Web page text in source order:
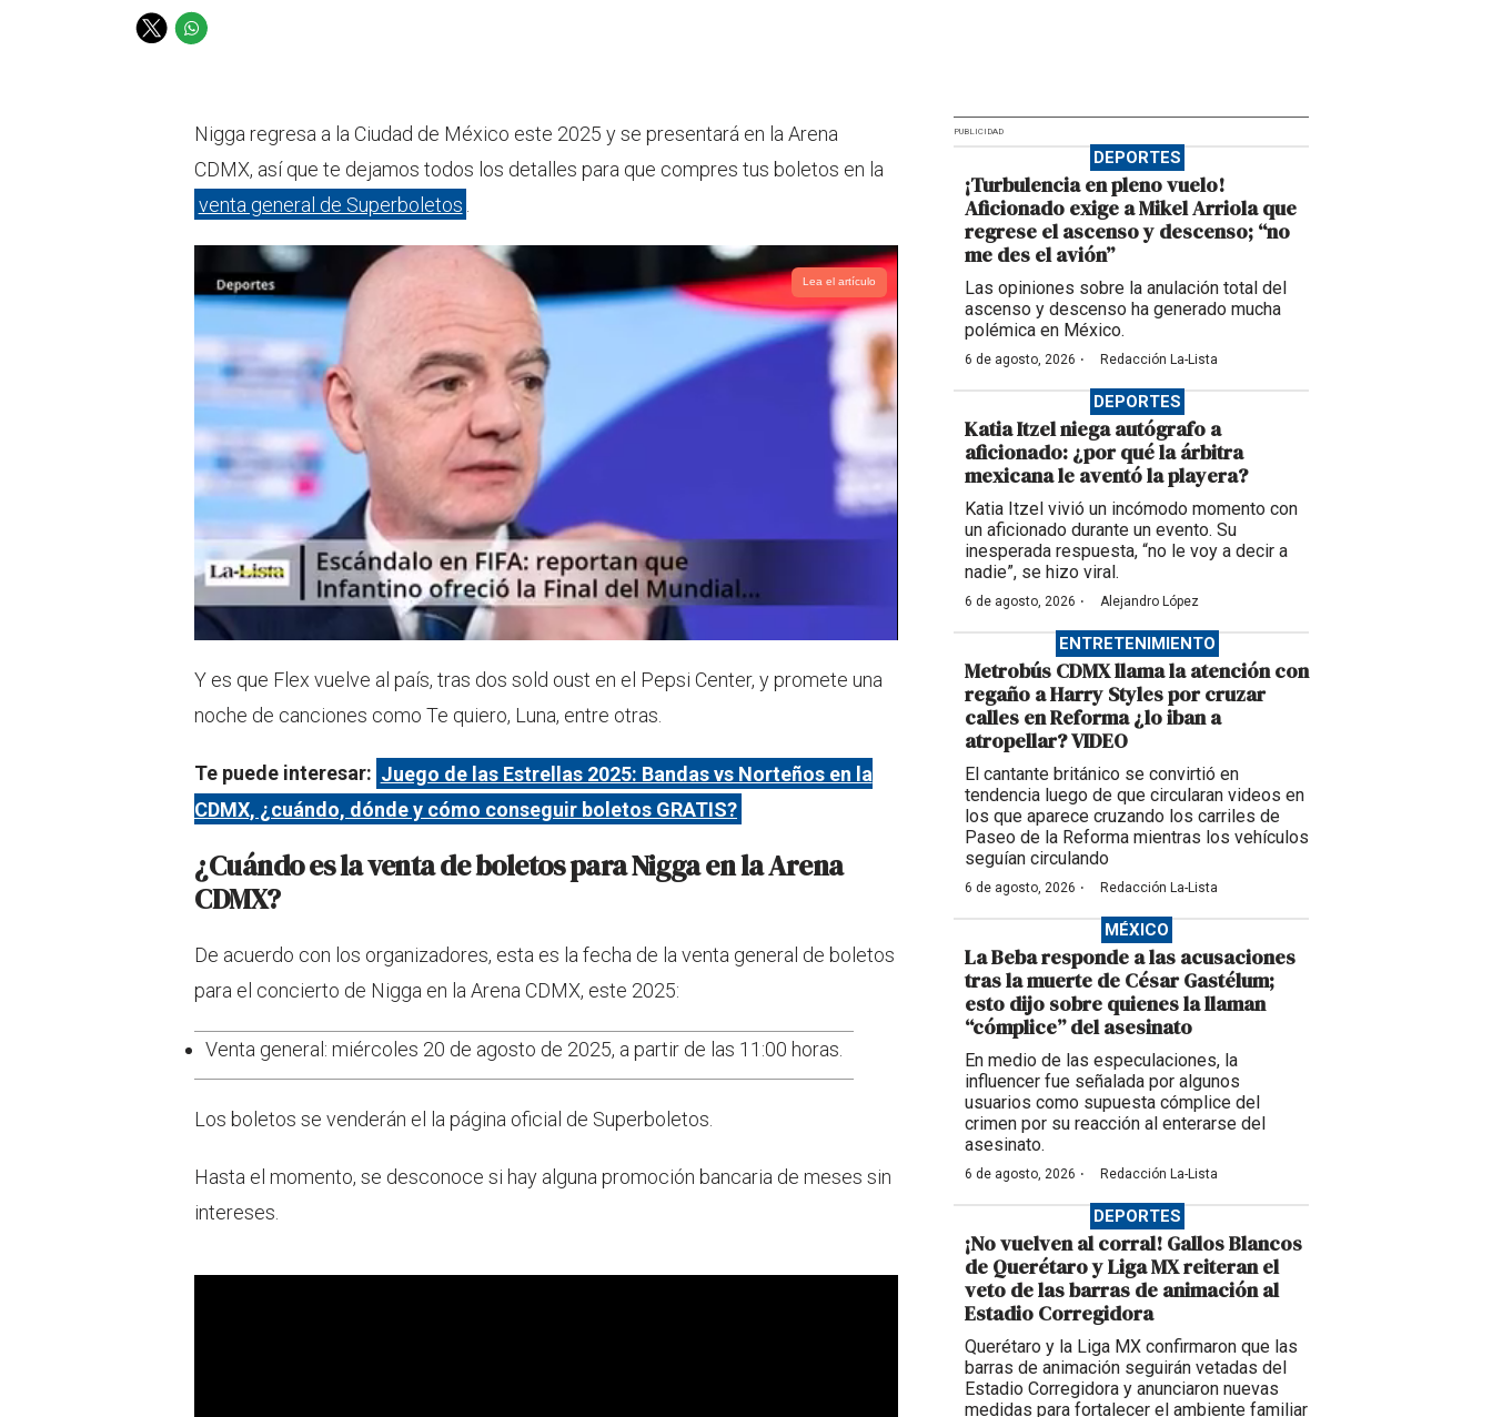
T
W
s
p
p
Nigga regresa a la Ciudad de México este 2025 y se presentará en la Arena
CDMX, así que te dejamos todos los detalles para que compres tus boletos en la
venta general de Superboletos
Lea el artículo
Y es que Flex vuelve al país, tras dos sold oust en el Pepsi Center, y promete una
noche de canciones como Te quiero, Luna, entre otras.
Te puede interesar: Juego de las Estrellas 2025: Bandas vs Norteños en la
CDMX, ¿cuándo, dónde y cómo conseguir boletos GRATIS?
¿Cuándo es la venta de boletos para Nigga en la Arena
CDMX?
De acuerdo con los organizadores, esta es la fecha de la venta general de boletos
para el concierto de Nigga en la Arena CDMX, este 2025:
Venta general: miércoles 20 de agosto de 2025, a partir de las 11:00 horas.
Los boletos se venderán el la página oficial de Superboletos.
Hasta el momento, se desconoce si hay alguna promoción bancaria de meses sin
intereses.
PUBLICIDAD
DEPORTES
¡Turbulencia en pleno vuelo!
Aficionado exige a Mikel Arriola que
regrese el ascenso y descenso; “no
me des el avión”
Las opiniones sobre la anulación total del
ascenso y descenso ha generado mucha
polémica en México.
6 de agosto, 2026 · Redacción La-Lista
DEPORTES
Katia Itzel niega autógrafo a
aficionado: ¿por qué la árbitra
mexicana le aventó la playera?
Katia Itzel vivió un incómodo momento con
un aficionado durante un evento. Su
inesperada respuesta, “no le voy a decir a
nadie”, se hizo viral.
6 de agosto, 2026 · Alejandro López
ENTRETENIMIENTO
Metrobús CDMX llama la atención con
regaño a Harry Styles por cruzar
calles en Reforma ¿lo iban a
atropellar? VIDEO
El cantante británico se convirtió en
tendencia luego de que circularan videos en
los que aparece cruzando los carriles de
Paseo de la Reforma mientras los vehículos
seguían circulando
6 de agosto, 2026 · Redacción La-Lista
MÉXICO
La Beba responde a las acusaciones
tras la muerte de César Gastélum;
esto dijo sobre quienes la llaman
“cómplice” del asesinato
En medio de las especulaciones, la
influencer fue señalada por algunos
usuarios como supuesta cómplice del
crimen por su reacción al enterarse del
asesinato.
6 de agosto, 2026 · Redacción La-Lista
DEPORTES
¡No vuelven al corral! Gallos Blancos
de Querétaro y Liga MX reiteran el
veto de las barras de animación al
Estadio Corregidora
Querétaro y la Liga MX confirmaron que las
barras de animación seguirán vetadas del
Estadio Corregidora y anunciaron nuevas
medidas para fortalecer el ambiente familiar